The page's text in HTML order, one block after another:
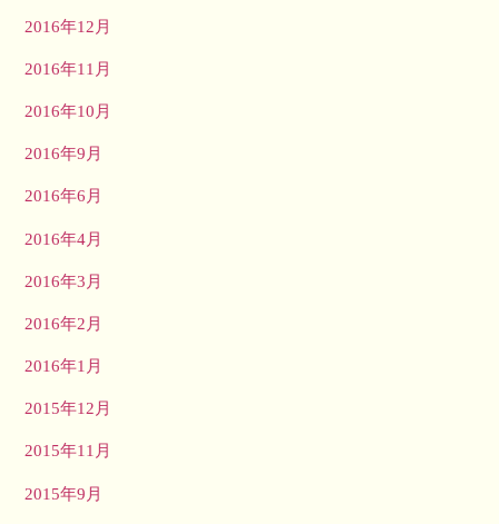
2016年12月
2016年11月
2016年10月
2016年9月
2016年6月
2016年4月
2016年3月
2016年2月
2016年1月
2015年12月
2015年11月
2015年9月